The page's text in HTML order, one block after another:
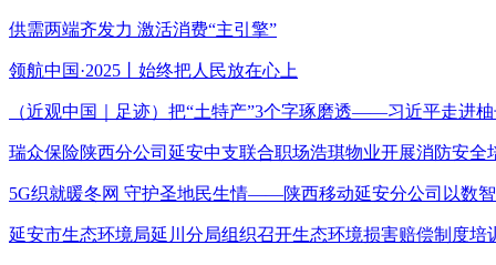
供需两端齐发力 激活消费“主引擎”
领航中国·2025丨始终把人民放在心上
（近观中国｜足迹）把“土特产”3个字琢磨透——习近平走进
瑞众保险陕西分公司延安中支联合职场浩琪物业开展消防安全
5G织就暖冬网 守护圣地民生情——陕西移动延安分公司以数
延安市生态环境局延川分局组织召开生态环境损害赔偿制度培